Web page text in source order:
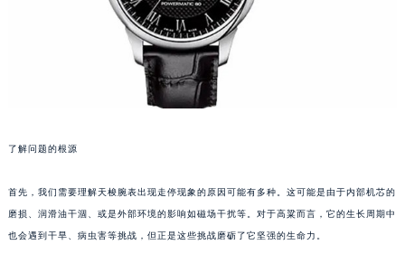
了解问题的根源
首先，我们需要理解天梭腕表出现走停现象的原因可能有多种。这可能是由于内部机芯的
磨损、润滑油干涸、或是外部环境的影响如磁场干扰等。对于高粱而言，它的生长周期中
也会遇到干旱、病虫害等挑战，但正是这些挑战磨砺了它坚强的生命力。